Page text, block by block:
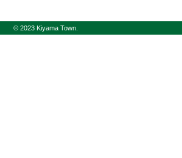
© 2023 Kiyama Town.